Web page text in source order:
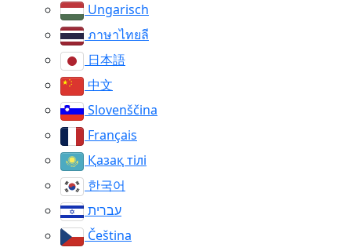
Ungarisch
ภาษาไทยลี
日本語
中文
Slovenščina
Français
Қазақ тілі
한국어
עברית
Čeština